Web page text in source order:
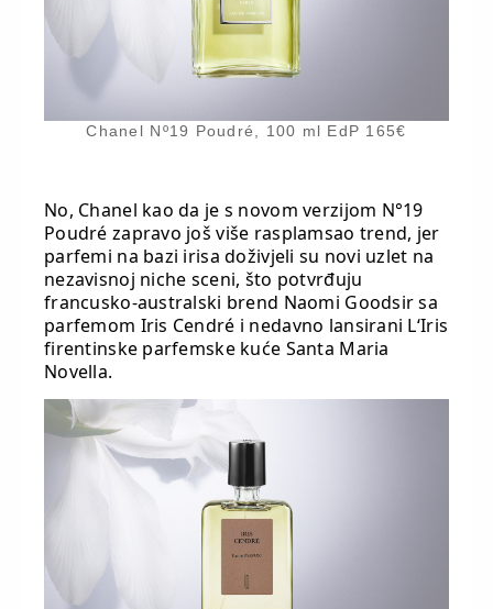
Chanel Nº19 Poudré, 100 ml EdP 165€
No, Chanel kao da je s novom verzijom N°19
Poudré zapravo još više rasplamsao trend, jer
parfemi na bazi irisa doživjeli su novi uzlet na
nezavisnoj niche sceni, što potvrđuju
francusko-australski brend Naomi Goodsir sa
parfemom Iris Cendré i nedavno lansirani L‘Iris
firentinske parfemske kuće Santa Maria
Novella.